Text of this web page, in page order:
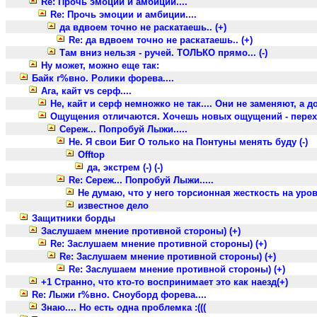
Re: Прочь эмоции и амбиции....
да вдвоем точно не раскатаешь.. (+)
Re: да вдвоем точно не раскатаешь.. (+)
Там вниз нельзя - ручей. ТОЛЬКО прямо... (-)
Ну может, можно еще так:
Байк г%вно. Ролики форева....
Ага, кайт vs серф....
Не, кайт и серф немножко не так.... Они не заменяют, а
Ощущения отличаются. Хочешь новых ощущений -
Сереж... Попробуй Лыжи.....
Не. Я свои Биг О только на Понтуны менять буду (-)
Offtop
да, экстрем (-) (-)
Re: Сереж... Попробуй Лыжи.....
Не думаю, что у него торсионная жесткость на
известное дело
Защитники борды
Заслушаем мнение противной стороны) (+)
Re: Заслушаем мнение противной стороны) (+)
Re: Заслушаем мнение противной стороны) (+)
Re: Заслушаем мнение противной стороны) (+)
+1 Странно, что кто-то воспринимает это как наезд(+)
Re: Лыжи г%вно. Сноуборд форева....
Знаю.... Но есть одна проблемка :(((